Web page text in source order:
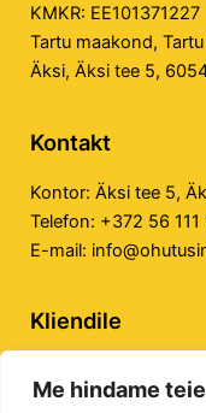
Me hindame
KMKR: EE101371227
Tartu maakond,
Äksi, Äksi tee 5,
Kontakt
Kontor: Äksi tee 5,
Telefon: +372 56 111
E-mail:
Kliendile
Veebilehe